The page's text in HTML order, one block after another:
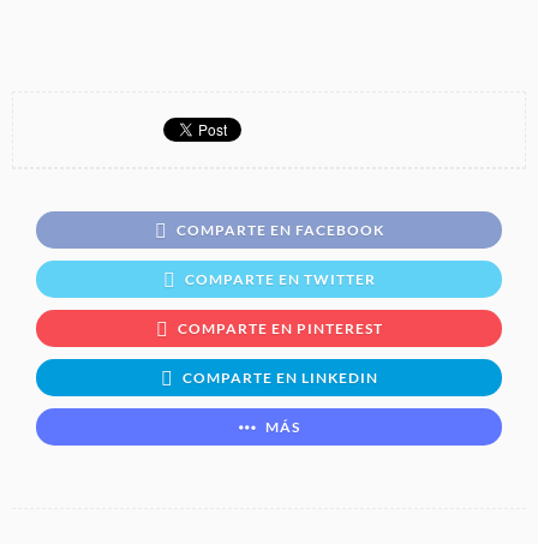
COMPARTE EN FACEBOOK
COMPARTE EN TWITTER
COMPARTE EN PINTEREST
COMPARTE EN LINKEDIN
MÁS